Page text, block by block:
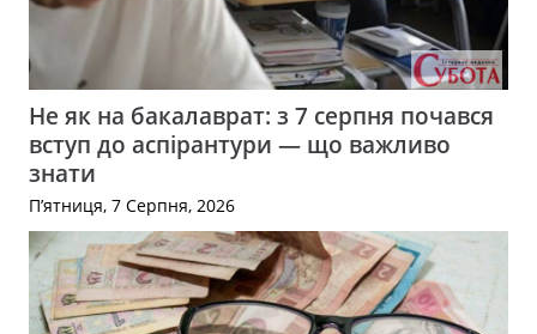
Не як на бакалаврат: з 7 серпня почався
вступ до аспірантури — що важливо
знати
П’ятниця, 7 Серпня, 2026